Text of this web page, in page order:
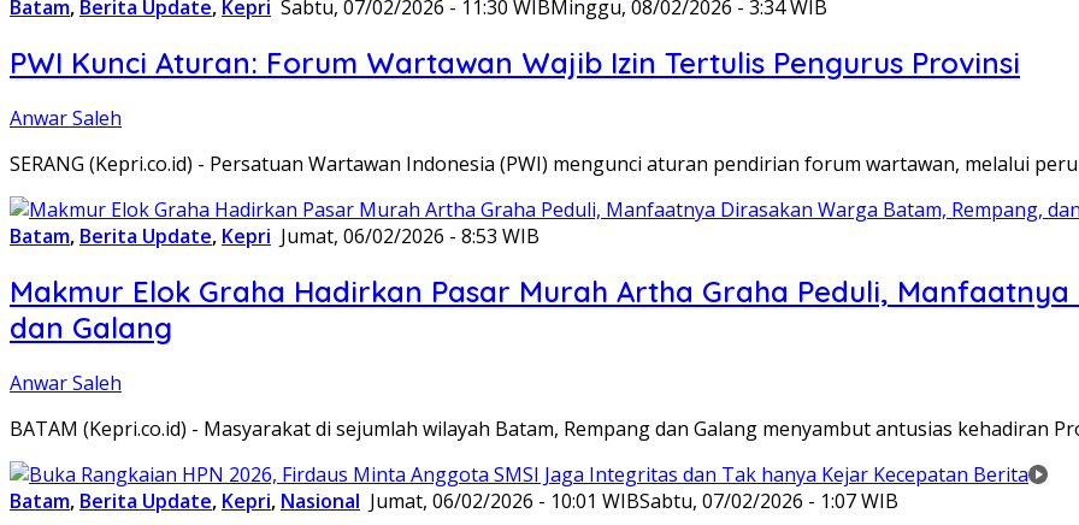
Batam, Berita Update, Kepri Sabtu, 07/02/2026 - 11:30 WIBMinggu, 08/02/2026 - 3:34 WIB
PWI Kunci Aturan: Forum Wartawan Wajib Izin Tertulis Pengurus Provinsi
Anwar Saleh
SERANG (Kepri.co.id) - Persatuan Wartawan Indonesia (PWI) mengunci aturan pendirian forum wartawan, melalui
Batam, Berita Update, Kepri Jumat, 06/02/2026 - 8:53 WIB
Makmur Elok Graha Hadirkan Pasar Murah Artha Graha Peduli,
dan Galang
Anwar Saleh
BATAM (Kepri.co.id) - Masyarakat di sejumlah wilayah Batam, Rempang dan Galang menyambut antusias kehadiran
Batam, Berita Update, Kepri, Nasional Jumat, 06/02/2026 - 10:01 WIBSabtu, 07/02/2026 - 1:07 WIB